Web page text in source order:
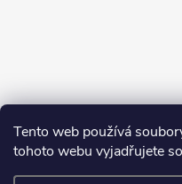
Tento web používá
tohoto webu vyjadřujete
Sledovat na